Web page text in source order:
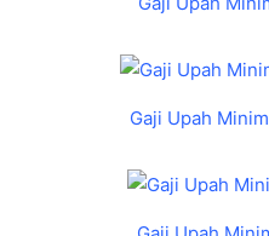
Gaji Upah